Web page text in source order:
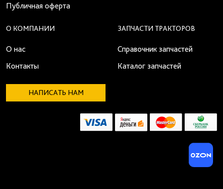
Публичная оферта
О КОМПАНИИ
О нас
Контакты
ЗАПЧАСТИ ТРАКТОРОВ
Справочник запчастей
Каталог запчастей
НАПИСАТЬ НАМ